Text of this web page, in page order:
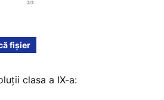
fișier
clasa a IX-a: